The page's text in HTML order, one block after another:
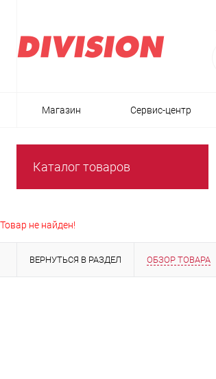
Магазин Сервис-центр
Каталог товаров
Товар не найден!
ВЕРНУТЬСЯ В РАЗДЕЛ ОБЗОР ТОВАРА